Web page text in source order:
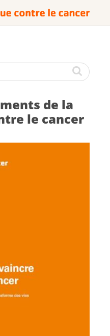
d'information
contre le
de la
le can­cer